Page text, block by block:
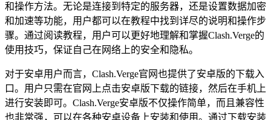
和操作方法。无论是连接到特定的服务器，还是设置数据加密
和加速等功能，用户都可以在教程中找到详尽的说明和操作步
骤。通过阅读教程，用户可以更好地理解和掌握Clash.Verge的
使用技巧，保证自己在网络上的安全和隐私。
对于安卓用户而言，Clash.Verge官网也提供了安卓版的下载入
口。用户只需在官网上点击安卓版下载的链接，然后在手机上
进行安装即可。Clash.Verge安卓版不仅操作简单，而且兼容性
也非常强，可以在各种安卓设备上安装和使用。通过下载安装